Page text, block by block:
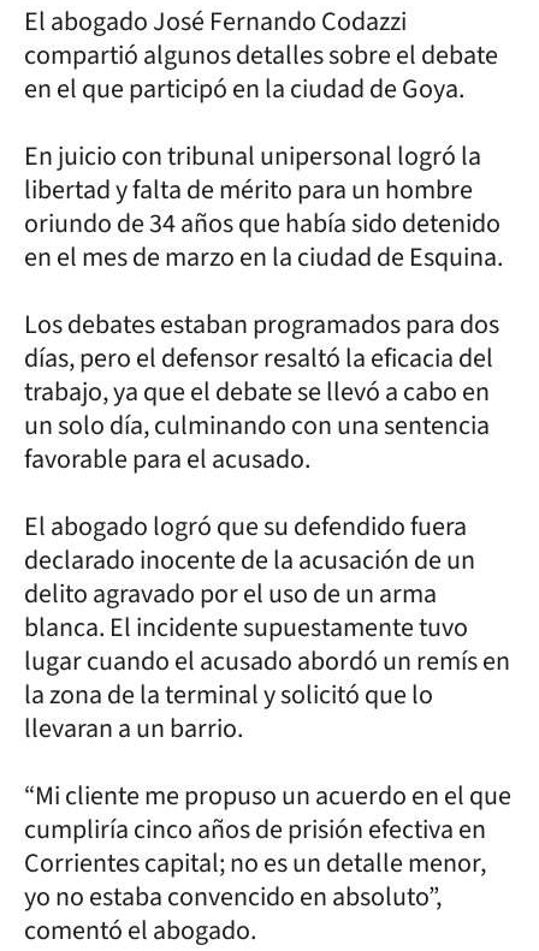
El abogado José Fernando Codazzi
compartió algunos detalles sobre el debate
en el que participó en la ciudad de Goya.
En juicio con tribunal unipersonal logró la
libertad y falta de mérito para un hombre
oriundo de 34 años que había sido detenido
en el mes de marzo en la ciudad de Esquina.
Los debates estaban programados para dos
días, pero el defensor resaltó la eficacia del
trabajo, ya que el debate se llevó a cabo en
un solo día, culminando con una sentencia
favorable para el acusado.
El abogado logró que su defendido fuera
declarado inocente de la acusación de un
delito agravado por el uso de un arma
blanca. El incidente supuestamente tuvo
lugar cuando el acusado abordó un remís en
la zona de la terminal y solicitó que lo
llevaran a un barrio.
“Mi cliente me propuso un acuerdo en el que
cumpliría cinco años de prisión efectiva en
Corrientes capital; no es un detalle menor,
yo no estaba convencido en absoluto”,
comentó el abogado.